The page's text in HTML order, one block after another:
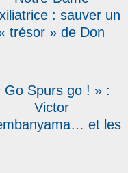
: sauver un
trésor » de Don
Go Spurs go ! » :
Victor
et les